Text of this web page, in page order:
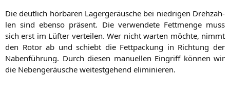
Die deut­lich hör­ba­ren Lager­ge­räu­sche bei nied­ri­gen Dreh­zah­
len sind eben­so prä­sent. Die ver­wen­de­te Fett­men­ge muss
sich erst im Lüf­ter ver­tei­len. Wer nicht war­ten möch­te, nimmt
den Rotor ab und schiebt die Fett­pa­ckung in Rich­tung der
Naben­füh­rung. Durch die­sen manu­el­len Ein­griff kön­nen wir
die Neben­ge­räu­sche wei­test­ge­hend eliminieren.